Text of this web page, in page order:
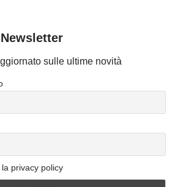
sulle ultime novità
privacy policy